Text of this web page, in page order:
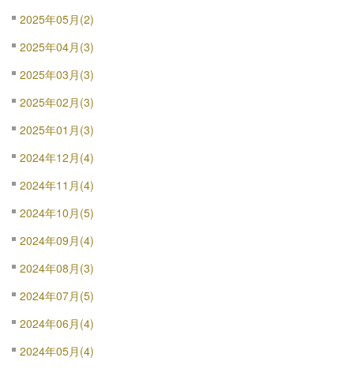
2025年05月(2)
2025年04月(3)
2025年03月(3)
2025年02月(3)
2025年01月(3)
2024年12月(4)
2024年11月(4)
2024年10月(5)
2024年09月(4)
2024年08月(3)
2024年07月(5)
2024年06月(4)
2024年05月(4)